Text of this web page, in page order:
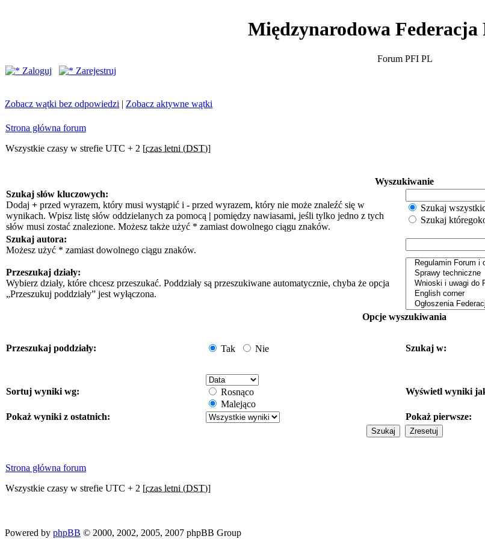
Międzynarodowa Federacja
Forum PFI PL
Zaloguj
Zarejestruj
Zobacz wątki bez odpowiedzi | Zobacz aktywne wątki
Strona główna forum
Wszystkie czasy w strefie UTC + 2 [czas letni (DST)]
Wyszukiwanie
Szukaj słów kluczowych:
Dodaj + przed wyrazem, który musi wystąpić i - przed wyrazem, który nie może znaleźć się w
wynikach. Wpisz listę słów oddzielanych za pomocą | pomiędzy nawiasami, jeśli tylko jedno z tych
słów musi zostać znalezione. Możesz także użyć * zamiast dowolnego ciągu znaków.
Szukaj
Szukaj
Szukaj autora:
Możesz użyć * zamiast dowolnego ciągu znaków.
Przeszukaj działy:
Wybierz działy, które chcesz przeszukać. Poddziały są przeszukiwane automatycznie, chyba że opcja
„Przeszukuj poddziały” jest wyłączona.
Opcje wyszukiwania
Przeszukaj poddziały: Tak Nie Szukaj w:
Sortuj wyniki wg:
Rosnąco
Malejąco
Wyświetl wyniki
Pokaż wyniki z ostatnich: Pokaż pierwsze:
Strona główna forum
Wszystkie czasy w strefie UTC + 2 [czas letni (DST)]
Powered by phpBB © 2000, 2002, 2005, 2007 phpBB Group